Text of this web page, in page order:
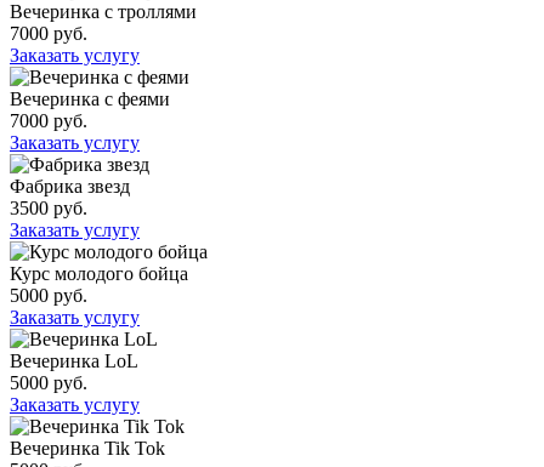
Вечеринка с троллями
7000 руб.
Заказать услугу
Вечеринка с феями
7000 руб.
Заказать услугу
Фабрика звезд
3500 руб.
Заказать услугу
Курс молодого бойца
5000 руб.
Заказать услугу
Вечеринка LoL
5000 руб.
Заказать услугу
Вечеринка Tik Tok